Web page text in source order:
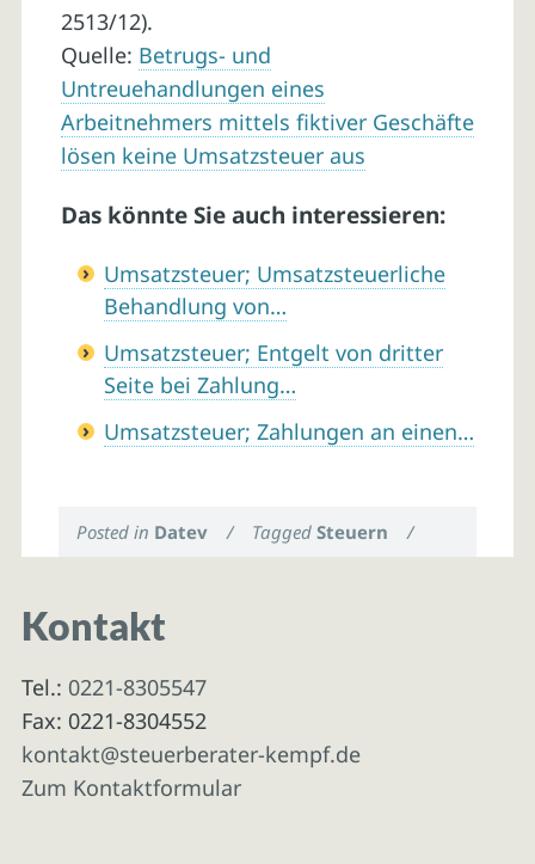
2513/12).
Quelle: Betrugs- und
Untreuehandlungen eines
Arbeitnehmers mittels fiktiver Geschäfte
lösen keine Umsatzsteuer aus
Das könnte Sie auch interessieren:
Umsatzsteuer; Umsatzsteuerliche
Behandlung von…
Umsatzsteuer; Entgelt von dritter
Seite bei Zahlung…
Umsatzsteuer; Zahlungen an einen…
Posted in Datev / TaggedSteuern /
Kontakt
Tel.: 0221-8305547
Fax: 0221-8304552
kontakt@steuerberater-kempf.de
Zum Kontaktformular